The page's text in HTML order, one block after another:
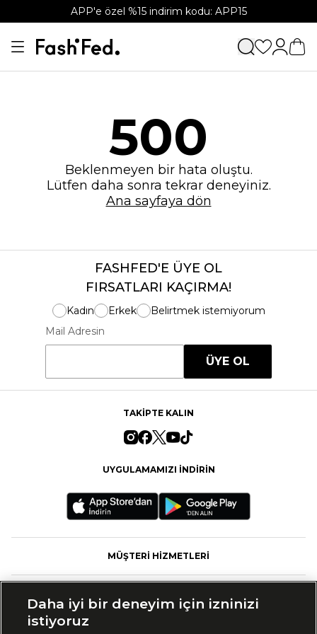
APP'e özel %15 indirim kodu: APP15
500
Beklenmeyen bir hata oluştu.
Lütfen daha sonra tekrar deneyiniz.
Ana sayfaya dön
FASHFED'E ÜYE OL
FIRSATLARI KAÇIRMA!
Kadın Erkek
Belirtmek istemiyorum
Mail Adresin
ÜYE OL
TAKİPTE KALIN
UYGULAMAMIZI İNDİRİN
MÜŞTERİ HİZMETLERİ
Daha iyi bir deneyim için izninizi
istiyoruz